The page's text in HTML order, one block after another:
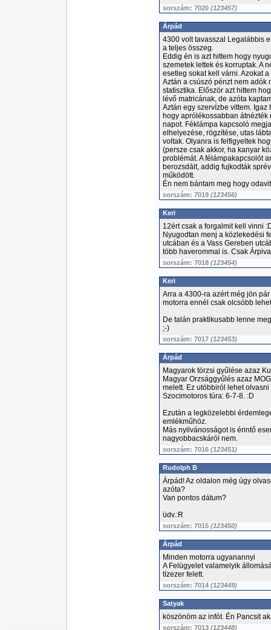
sorszám: 7020 (123457)
Árpád
4300 volt tavasszal Legalábbis
a teljes összeg.
Eddig én is azt hittem hogy
szemetek lettek és korruptak. A
esetleg sokat kell várni. Azokat
Aztán a csúszó pénzt nem
statisztika. Először azt hittem
lévő matricának, de azóta
Aztán egy szervízbe vittem.
hogy aprólékossabban
napot. Féklámpa kapcsoló
elhelyezése, rögzítése, utas
voltak. Olyanra is felfigyeltek
(persze csak akkor, ha kanyar
problémát. A félámpakapcsolót
berozsdált, addig fujkodták
működött.
Én nem bántam meg hogy
sorszám: 7019 (123456)
Keri
12ért csak a forgalmit kell vinni
Nyugodtan menj a közlekedési
utcában és a Vass Gereben
több haverommal is. Csak
sorszám: 7018 (123454)
Keri
Arra a 4300-ra azért még jön
motorra ennél csak olcsóbb
De talán praktikusabb lenne
;-)
sorszám: 7017 (123453)
Árpád
Magyarok törzsi gyűlése azaz
Magyar Orzsággyűlés azaz
melett. Ez utóbbiról lehet
Szocimotoros túra: 6-7-8. :D
Ezután a legközelebbi
emlékműhöz.
Más nyilvánosságot is érintő
nagyobbacskáról nem.
sorszám: 7016 (123451)
Rudolph B
Árpád! Az oldalon még úgy
azóta?
Van pontos dátum?
üdv.:R
sorszám: 7015 (123450)
Árpád
Minden motorra ugyanannyi
A Felügyelet valamelyik
tízezer felett.
sorszám: 7014 (123449)
Satyak
köszönöm az infót. Én Pancsit
sorszám: 7013 (123448)